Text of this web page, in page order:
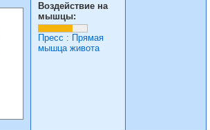
Воздействие на
мышцы:
Пресс : Прямая
мышца живота